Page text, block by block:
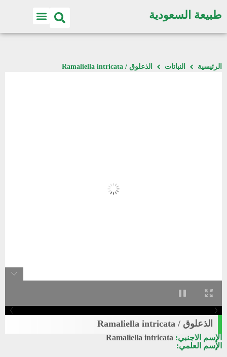
طبيعة السعودية
الرئيسية النباتات الذعلوق / Ramaliella intricata
الذعلوق / Ramaliella intricata
الإسم الاجنبي: Ramaliella intricata
الإسم العلمي: